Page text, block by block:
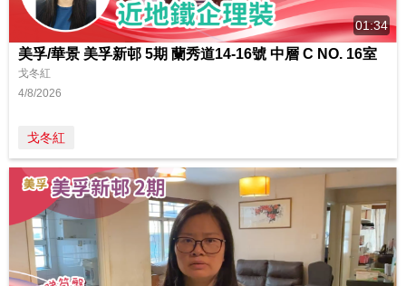
01:34
美孚/華景 美孚新邨 5期 蘭秀道14-16號 中層 C NO. 16室
戈冬紅
4/8/2026
戈冬紅